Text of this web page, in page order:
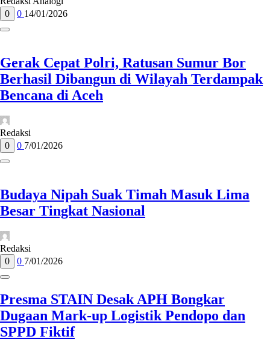
0
0 14/01/2026
Gerak Cepat Polri, Ratusan Sumur Bor
Berhasil Dibangun di Wilayah Terdampak
Bencana di Aceh
Redaksi
0
0 7/01/2026
Budaya Nipah Suak Timah Masuk Lima
Besar Tingkat Nasional
Redaksi
0
0 7/01/2026
Presma STAIN Desak APH Bongkar
Dugaan Mark-up Logistik Pendopo dan
SPPD Fiktif